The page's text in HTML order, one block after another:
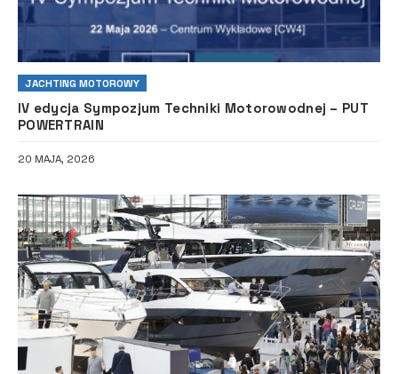
JACHTING MOTOROWY
IV edycja Sympozjum Techniki Motorowodnej – PUT
POWERTRAIN
20 MAJA, 2026